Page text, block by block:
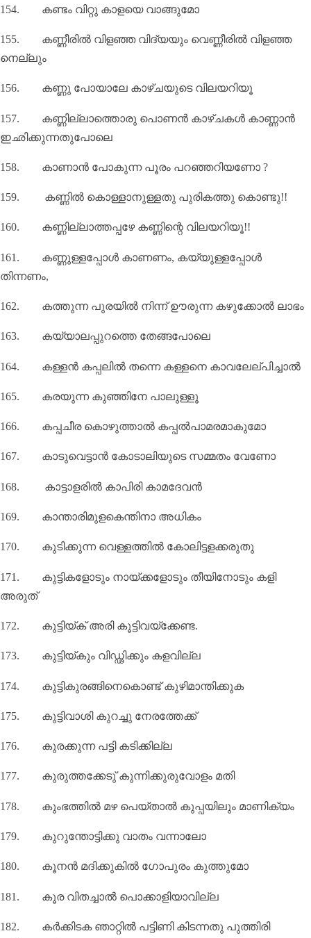
154. കണ്ടം വിറ്റു കാളയെ വാങ്ങുമോ
155. കണ്ണീരിൽ വിളഞ്ഞ വിദ്യയും വെണ്ണീരിൽ വിളഞ്ഞ
നെല്ലും
156. കണ്ണു പോയാലേ കാഴ്ചയുടെ വിലയറിയൂ
157. കണ്ണില്ലാത്തൊരു പൊണൻ കാഴ്ചകൾ കാണ്ണാൻ
ഇഛിക്കുന്നതുപോലെ
158. കാണാൻ പോകുന്ന പൂരം പറഞ്ഞറിയണോ ?
159. കണ്ണില്‍ കൊള്ളാനുള്ളതു പുരികത്തു കൊണ്ടു!!
160. കണ്ണില്ലാത്തപ്പഴേ കണ്ണിന്റെ വിലയറിയൂ!!
161. കണ്ണുള്ളപ്പോൾ കാണണം, കയ്യുള്ളപ്പോൾ
തിന്നണം,
162. കത്തുന്ന പുരയിൽ നിന്ന് ഊരുന്ന കഴുക്കോൽ ലാഭം
163. കയ്യാലപ്പുറത്തെ തേങ്ങപോലെ
164. കള്ളൻ കപ്പലിൽ തന്നെ കള്ളനെ കാവലേല്പിച്ചാൽ
165. കരയുന്ന കുഞ്ഞിനേ പാലുള്ളൂ
166. കപ്പചീര കൊഴുത്താൽ കപ്പൽപാമരമാകുമോ
167. കാടുവെട്ടാൻ കോടാലിയുടെ സമ്മതം വേണോ
168. കാട്ടാളരിൽ കാപിരി കാമദേവൻ
169. കാന്താരിമുളകെന്തിനാ അധികം
170. കുടിക്കുന്ന വെള്ളത്തിൽ കോലിട്ടളക്കരുതു
171. കുട്ടികളോടും നായ്ക്കളോടും തീയിനോടും കളി
അരുത്
172. കുട്ടിയ്ക് അരി കൂട്ടിവയ്ക്കേണ്ട.
173. കുട്ടിയ്കും വിഡ്ഢിക്കും കളവില്ല
174. കുട്ടികുരങ്ങിനെകൊണ്ട് കുഴിമാന്തിക്കുക
175. കുട്ടിവാശി കുറച്ചു നേരത്തേക്ക്
176. കുരക്കുന്ന പട്ടി കടിക്കില്ല
177. കുരുത്തക്കേടു് കുന്നിക്കുരുവോളം മതി
178. കുംഭത്തിൽ മഴ പെയ്താൽ കുപ്പയിലും മാണിക്യം
179. കുറുന്തോട്ടിക്കു വാതം വന്നാലോ
180. കൂനൻ മദിക്കുകിൽ ഗോപുരം കുത്തുമോ
181. കൂര വിതച്ചാൽ പൊക്കാളിയാവില്ല
182. കർക്കിടക ഞാറ്റിൽ പട്ടിണി കിടന്നതു പുത്തിരി